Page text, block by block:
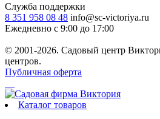
Служба поддержки
8 351 958 08 48 info@sc-victoriya.ru
Ежедневно с 9:00 до 17:00
© 2001-2026. Садовый центр
центров.
Публичная оферта
Каталог товаров